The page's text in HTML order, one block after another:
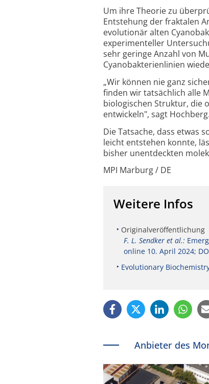
Um ihre Theorie zu
Entstehung der fraktalen
evolutionär alten
experimenteller
sehr geringe Anzahl von
Cyanobakterienlinien
„Wir können nie ganz
finden wir tatsächlich alle
biologischen Struktur, die
entwickeln", sagt Hochberg.
Die Tatsache, dass etwas
leicht entstehen konnte,
bisher unentdeckten
MPI Marburg / DE
Weitere Infos
Originalveröffentlichung
F. L. Sendker et al.:
online 10. April 2024;
Evolutionary
Anbieter des